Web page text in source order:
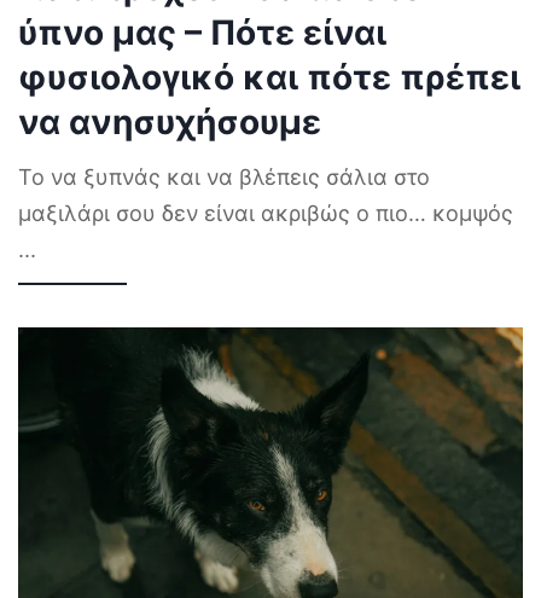
ύπνο μας – Πότε είναι
φυσιολογικό και πότε πρέπει
να ανησυχήσουμε
Το να ξυπνάς και να βλέπεις σάλια στο
μαξιλάρι σου δεν είναι ακριβώς ο πιο… κομψός
...